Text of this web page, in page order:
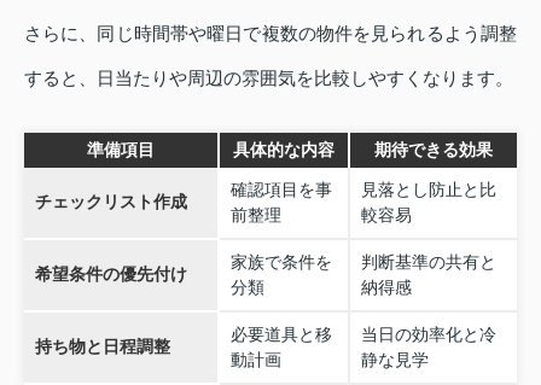
さらに、同じ時間帯や曜日で複数の物件を見られるよう調整
すると、日当たりや周辺の雰囲気を比較しやすくなります。
準備項目 具体的な内容 期待できる効果
チェックリスト作成
確認項目を事
前整理
見落とし防止と比
較容易
希望条件の優先付け
家族で条件を
分類
判断基準の共有と
納得感
持ち物と日程調整
必要道具と移
動計画
当日の効率化と冷
静な見学